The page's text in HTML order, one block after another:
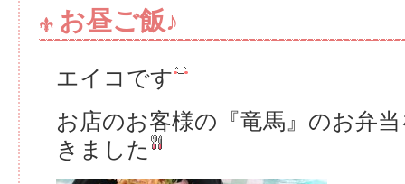
お昼ご飯♪
エイコです
お店のお客様の『竜馬』のお弁
きました